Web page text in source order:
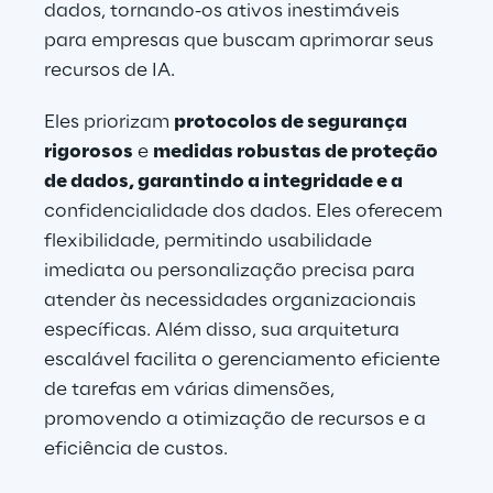
dados, tornando-os ativos inestimáveis
para empresas que buscam aprimorar seus
recursos de IA.
Eles priorizam protocolos de segurança
rigorosos e medidas robustas de proteção
de dados, garantindo a integridade e a
confidencialidade dos dados. Eles oferecem
flexibilidade, permitindo usabilidade
imediata ou personalização precisa para
atender às necessidades organizacionais
específicas. Além disso, sua arquitetura
escalável facilita o gerenciamento eficiente
de tarefas em várias dimensões,
promovendo a otimização de recursos e a
eficiência de custos.